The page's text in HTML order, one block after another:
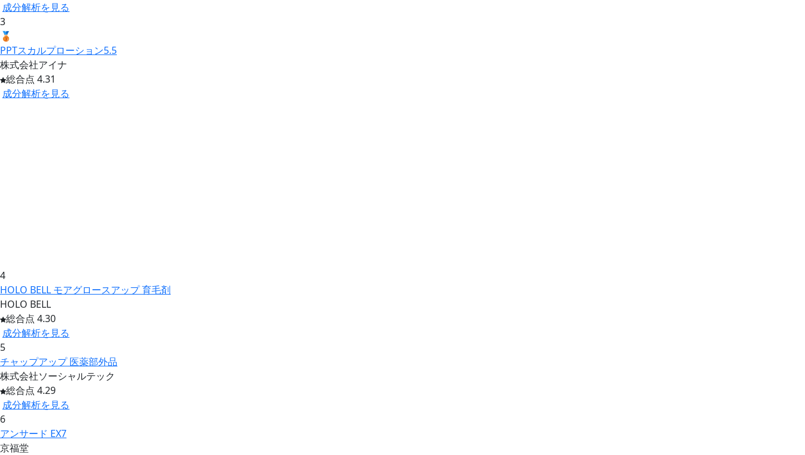
成分解析を見る
3
🥉
PPTスカルプローション5.5
株式会社アイナ
総合点 4.31
成分解析を見る
4
HOLO BELL モアグロースアップ 育毛剤
HOLO BELL
総合点 4.30
成分解析を見る
5
チャップアップ 医薬部外品
株式会社ソーシャルテック
総合点 4.29
成分解析を見る
6
アンサード EX7
京福堂